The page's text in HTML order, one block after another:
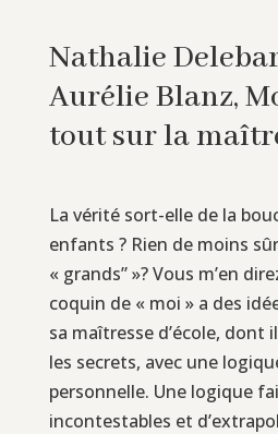
Nathalie
Aurélie Blanz,
tout sur la
La vérité sort-elle de la
enfants ? Rien de moins
« grands” »? Vous m’en
coquin de « moi » a des
sa maîtresse d’école, dont
les secrets, avec une
personnelle. Une logique
incontestables et